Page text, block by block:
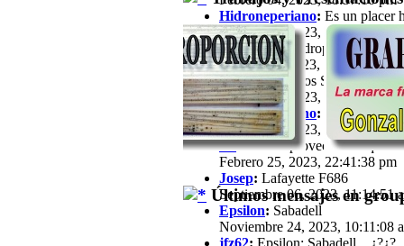
Hidroneperiano: Es un placer
Febrero 04, 2023, 18:57:33 pm
jfz62:Hola Hidroperiano, Ya
Febrero 11, 2023, 21:03:25 pm
JB:Hola a todos Soy José
Febrero 13, 2023, 16:39:57 pm
Hidroneperiano: Hola a todos
Febrero 15, 2023, 20:44:40 pm
JB:Hola. Aprovechando que a
Febrero 25, 2023, 22:41:38 pm
Josep: Lafayette F686
Septiembre 06, 2023, 11:14:51
Epsilon: Sabadell
Noviembre 24, 2023, 10:11:08
jfz62: Epsilon: Sabadell ¿?¿?
Últimos mensajes en